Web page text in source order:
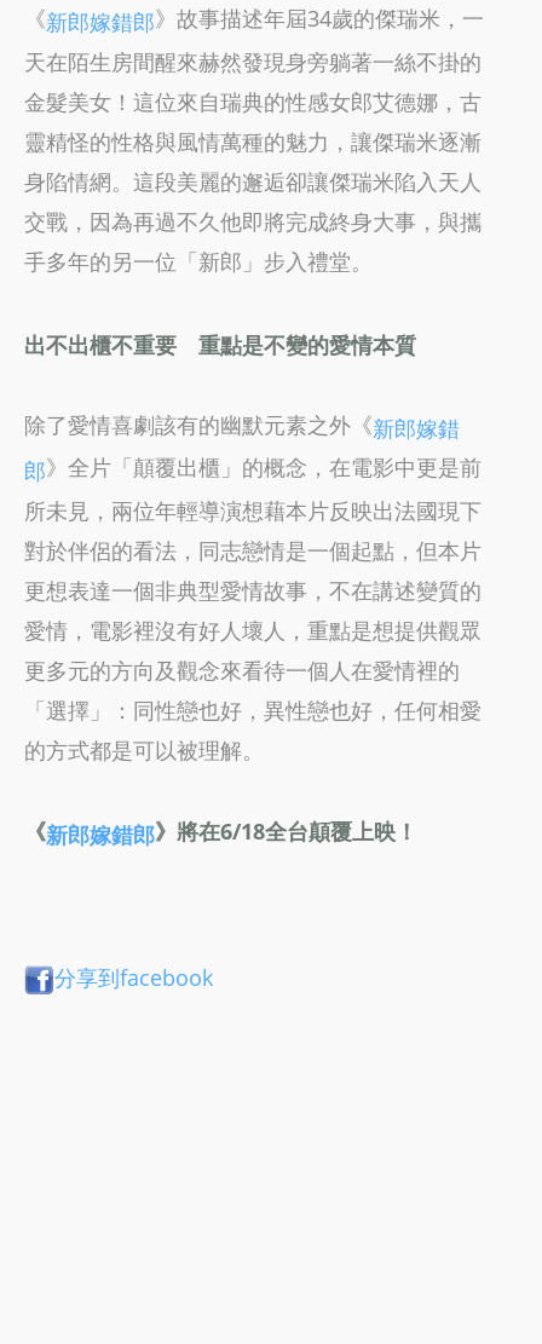
《新郎嫁錯郎》故事描述年屆34歲的傑瑞米，一
天在陌生房間醒來赫然發現身旁躺著一絲不掛的
金髮美女！這位來自瑞典的性感女郎艾德娜，古
靈精怪的性格與風情萬種的魅力，讓傑瑞米逐漸
身陷情網。這段美麗的邂逅卻讓傑瑞米陷入天人
交戰，因為再過不久他即將完成終身大事，與攜
手多年的另一位「新郎」步入禮堂。
出不出櫃不重要 重點是不變的愛情本質
除了愛情喜劇該有的幽默元素之外《新郎嫁錯
郎》全片「顛覆出櫃」的概念，在電影中更是前
所未見，兩位年輕導演想藉本片反映出法國現下
對於伴侶的看法，同志戀情是一個起點，但本片
更想表達一個非典型愛情故事，不在講述變質的
愛情，電影裡沒有好人壞人，重點是想提供觀眾
更多元的方向及觀念來看待一個人在愛情裡的
「選擇」：同性戀也好，異性戀也好，任何相愛
的方式都是可以被理解。
《新郎嫁錯郎》將在6/18全台顛覆上映！
分享到facebook